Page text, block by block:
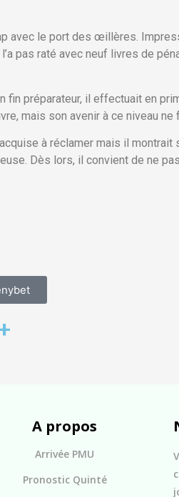
avec le port des œillères.
pas raté avec neuf livres de
préparateur, il effectuait en
mais son avenir à ce niveau ne
à réclamer mais il
Dès lors, il convient de ne
A propos
Arrivée PMU
Pronostic Quinté